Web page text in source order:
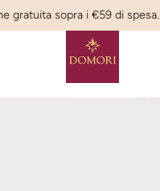
sopra i €59 di spesa.